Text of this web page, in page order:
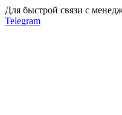
Для быстрой связи с
Telegram